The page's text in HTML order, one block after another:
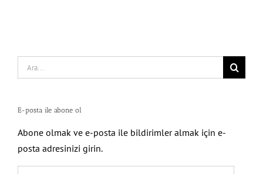
Search
for:
E-posta ile abone ol
Abone olmak ve e-posta ile bildirimler almak için e-
posta adresinizi girin.